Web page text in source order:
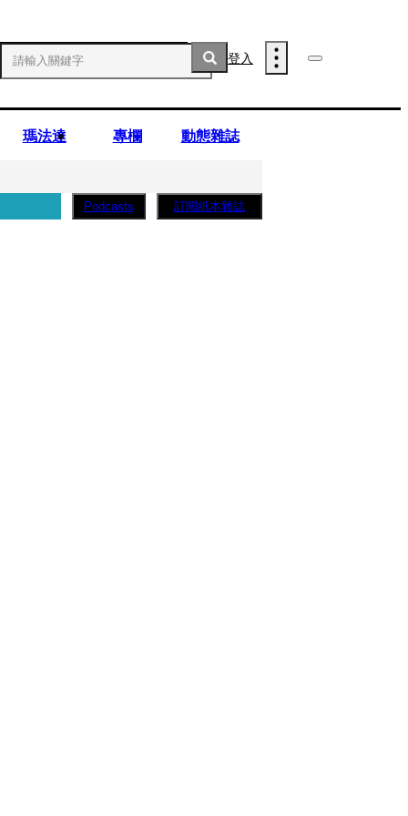
登入
瑪法達 專欄 動態雜誌
Podcasts 訂閱紙本雜誌